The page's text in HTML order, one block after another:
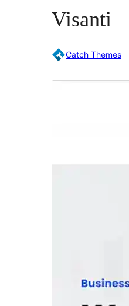
Visanti
Catch Themes